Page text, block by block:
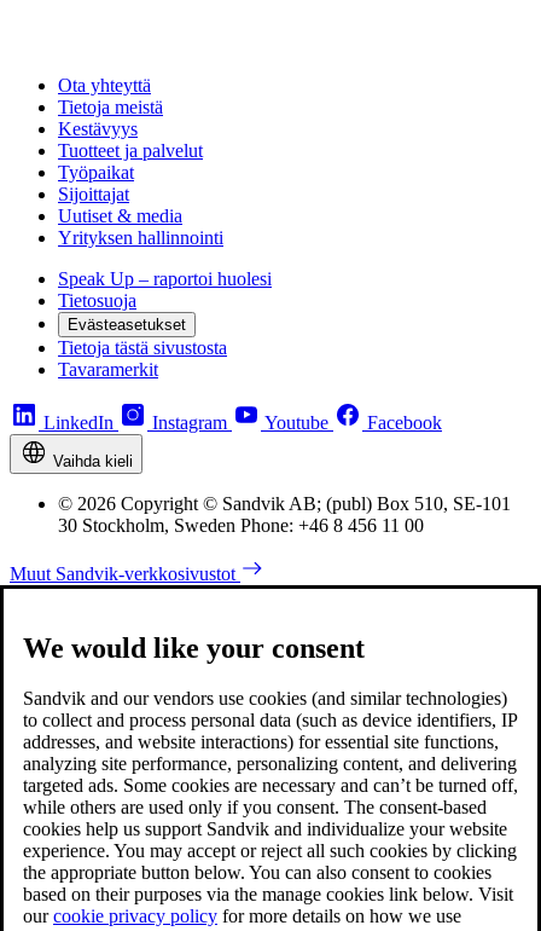
Ota yhteyttä
Tietoja meistä
Kestävyys
Tuotteet ja palvelut
Työpaikat
Sijoittajat
Uutiset & media
Yrityksen hallinnointi
Speak Up – raportoi huolesi
Tietosuoja
Evästeasetukset
Tietoja tästä sivustosta
Tavaramerkit
LinkedIn Instagram Youtube Facebook
Vaihda kieli
© 2026 Copyright © Sandvik AB; (publ) Box 510, SE-101
30 Stockholm, Sweden Phone: +46 8 456 11 00
Muut Sandvik-verkkosivustot
We would like your consent
Sandvik and our vendors use cookies (and similar technologies)
to collect and process personal data (such as device identifiers, IP
addresses, and website interactions) for essential site functions,
analyzing site performance, personalizing content, and delivering
targeted ads. Some cookies are necessary and can’t be turned off,
while others are used only if you consent. The consent-based
cookies help us support Sandvik and individualize your website
experience. You may accept or reject all such cookies by clicking
the appropriate button below. You can also consent to cookies
based on their purposes via the manage cookies link below. Visit
ourcookie privacy policy for more details on how we use